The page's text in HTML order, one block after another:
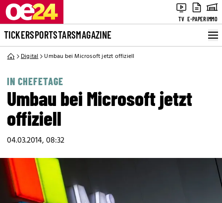
TV E-PAPERIMMO
TICKERSPORTSTARSMAGAZINE
Digital Umbau bei Microsoft jetzt offiziell
IN CHEFETAGE
Umbau bei Microsoft jetzt
offiziell
04.03.2014, 08:32